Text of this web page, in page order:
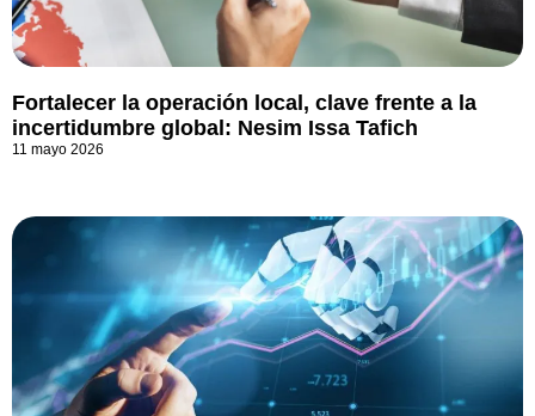
Fortalecer la operación local, clave frente a la
incertidumbre global: Nesim Issa Tafich
11 mayo 2026